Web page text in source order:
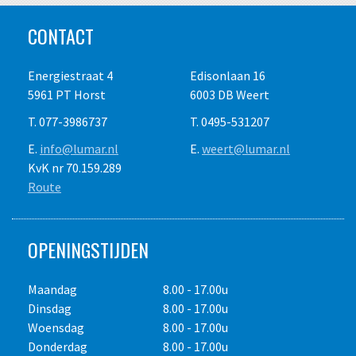
huurder/gebruiker de vereiste P.B.M. te dragen. Overige
CONTACT
Energiestraat 4
5961 PT Horst
T. 077-3986737
E. info@lumar.nl
Edisonlaan 16
6003 DB Weert
T. 0495-531207
E. weert@lumar.nl
KvK nr 70.159.289
Route
OPENINGSTIJDEN
Maandag
Dinsdag
Woensdag
Donderdag
8.00 - 17.00u
8.00 - 17.00u
8.00 - 17.00u
8.00 - 17.00u